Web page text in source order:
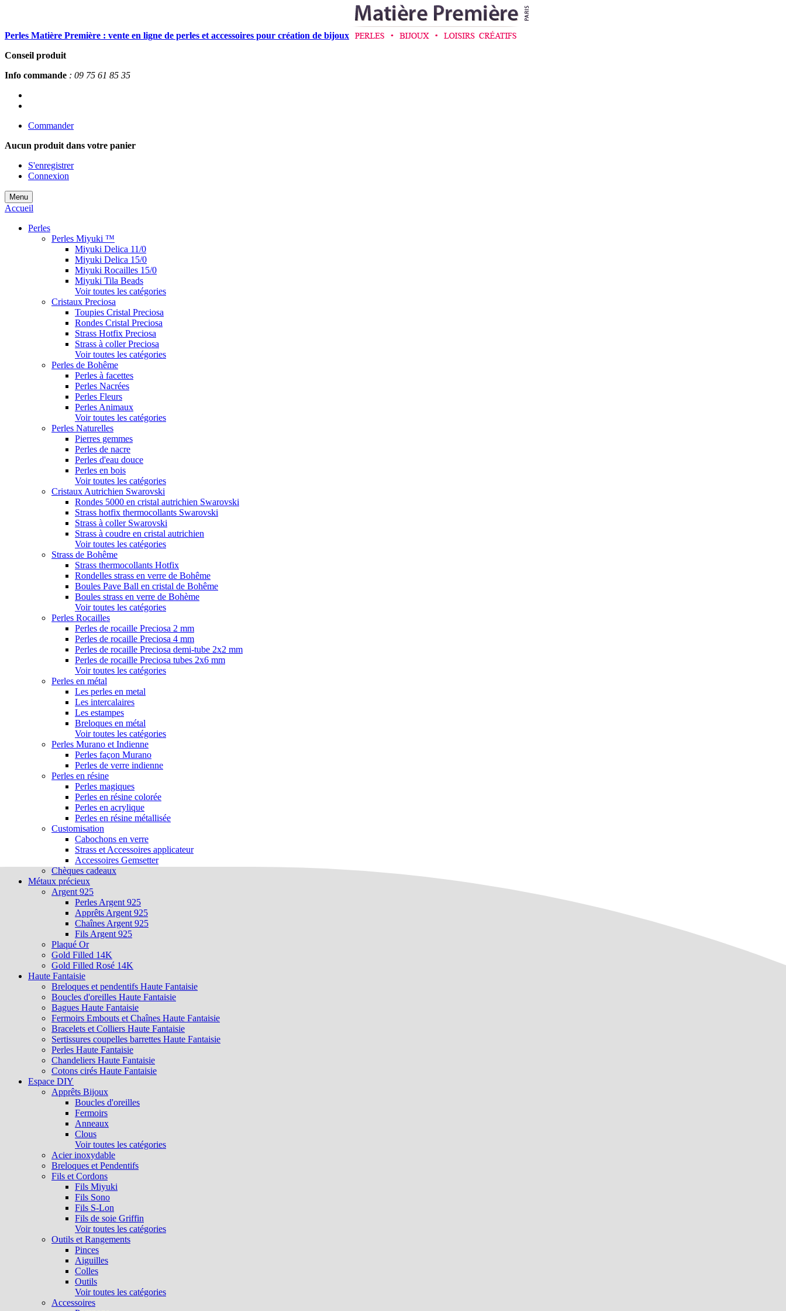
Perles Matière Première : vente en ligne de perles et accessoires pour création de bijoux
Conseil produit
Info commande : 09 75 61 85 35
Commander
Aucun produit dans votre panier
S'enregistrer
Connexion
Menu
Accueil
Perles
Perles Miyuki ™
Miyuki Delica 11/0
Miyuki Delica 15/0
Miyuki Rocailles 15/0
Miyuki Tila Beads
Voir toutes les catégories
Cristaux Preciosa
Toupies Cristal Preciosa
Rondes Cristal Preciosa
Strass Hotfix Preciosa
Strass à coller Preciosa
Voir toutes les catégories
Perles de Bohême
Perles à facettes
Perles Nacrées
Perles Fleurs
Perles Animaux
Voir toutes les catégories
Perles Naturelles
Pierres gemmes
Perles de nacre
Perles d'eau douce
Perles en bois
Voir toutes les catégories
Cristaux Autrichien Swarovski
Rondes 5000 en cristal autrichien Swarovski
Strass hotfix thermocollants Swarovski
Strass à coller Swarovski
Strass à coudre en cristal autrichien
Voir toutes les catégories
Strass de Bohême
Strass thermocollants Hotfix
Rondelles strass en verre de Bohême
Boules Pave Ball en cristal de Bohême
Boules strass en verre de Bohème
Voir toutes les catégories
Perles Rocailles
Perles de rocaille Preciosa 2 mm
Perles de rocaille Preciosa 4 mm
Perles de rocaille Preciosa demi-tube 2x2 mm
Perles de rocaille Preciosa tubes 2x6 mm
Voir toutes les catégories
Perles en métal
Les perles en metal
Les intercalaires
Les estampes
Breloques en métal
Voir toutes les catégories
Perles Murano et Indienne
Perles façon Murano
Perles de verre indienne
Perles en résine
Perles magiques
Perles en résine colorée
Perles en acrylique
Perles en résine métallisée
Customisation
Cabochons en verre
Strass et Accessoires applicateur
Accessoires Gemsetter
Chèques cadeaux
Métaux précieux
Argent 925
Perles Argent 925
Apprêts Argent 925
Chaînes Argent 925
Fils Argent 925
Plaqué Or
Gold Filled 14K
Gold Filled Rosé 14K
Haute Fantaisie
Breloques et pendentifs Haute Fantaisie
Boucles d'oreilles Haute Fantaisie
Bagues Haute Fantaisie
Fermoirs Embouts et Chaînes Haute Fantaisie
Bracelets et Colliers Haute Fantaisie
Sertissures coupelles barrettes Haute Fantaisie
Perles Haute Fantaisie
Chandeliers Haute Fantaisie
Cotons cirés Haute Fantaisie
Espace DIY
Apprêts Bijoux
Boucles d'oreilles
Fermoirs
Anneaux
Clous
Voir toutes les catégories
Acier inoxydable
Breloques et Pendentifs
Fils et Cordons
Fils Miyuki
Fils Sono
Fils S-Lon
Fils de soie Griffin
Voir toutes les catégories
Outils et Rangements
Pinces
Aiguilles
Colles
Outils
Voir toutes les catégories
Accessoires